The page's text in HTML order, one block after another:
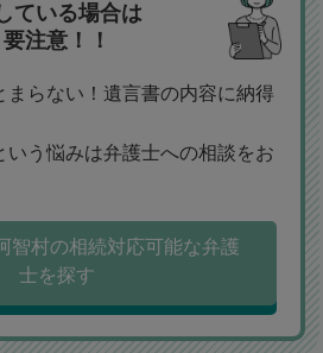
ている場合は
要注意！！
まらない！遺言書の内容に納得
いう悩みは弁護士への相談をお
智村の相続対応可能な弁護
士を探す